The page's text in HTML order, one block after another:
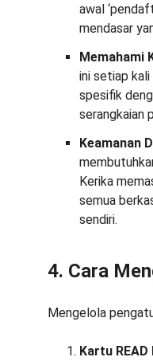
awal
mendasar
Memahami
ini setiap
spesifik
serangkaian
Keamanan
Kerika
semua
sendiri.
4. Cara
Mengelola
Kartu READ